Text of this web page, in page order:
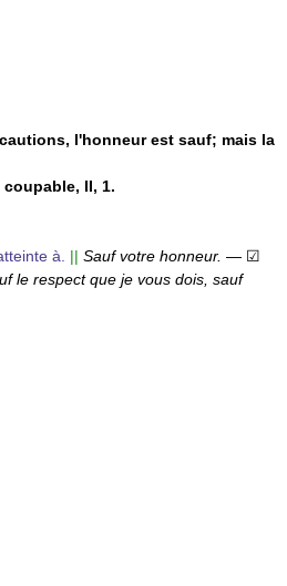
l'honneur est sauf; mais la
coupable, II, 1.
à. || Sauf votre honneur. — ☑
le respect que je vous dois, sauf